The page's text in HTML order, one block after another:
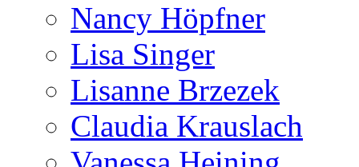
Nancy Höpfner
Lisa Singer
Lisanne Brzezek
Claudia Krauslach